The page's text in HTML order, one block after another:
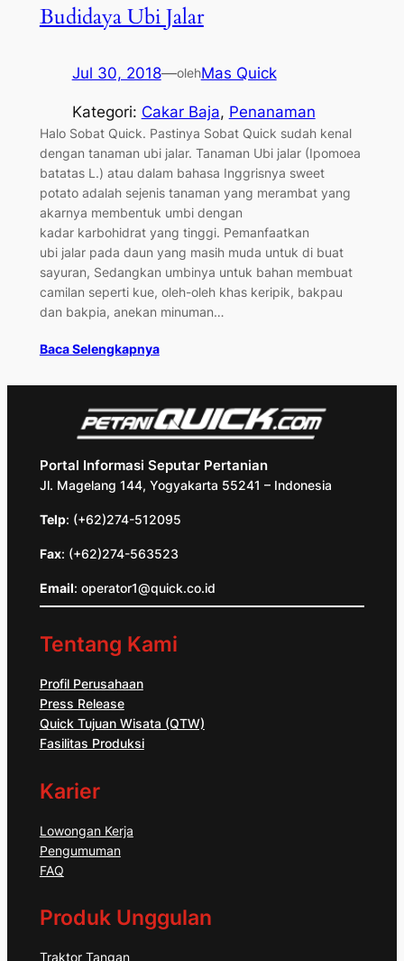
Budidaya Ubi Jalar
Jul 30, 2018—olehMas Quick
Kategori: Cakar Baja, Penanaman
Halo Sobat Quick. Pastinya Sobat Quick sudah kenal
dengan tanaman ubi jalar. Tanaman Ubi jalar (Ipomoea
batatas L.) atau dalam bahasa Inggrisnya sweet
potato adalah sejenis tanaman yang merambat yang
akarnya membentuk umbi dengan
kadar karbohidrat yang tinggi. Pemanfaatkan
ubi jalar pada daun yang masih muda untuk di buat
sayuran, Sedangkan umbinya untuk bahan membuat
camilan seperti kue, oleh-oleh khas keripik, bakpau
dan bakpia, anekan minuman…
Baca Selengkapnya
Portal Informasi Seputar Pertanian
Jl. Magelang 144, Yogyakarta 55241 – Indonesia
Telp: (+62)274-512095
Fax: (+62)274-563523
Email: operator1@quick.co.id
Tentang Kami
Profil Perusahaan
Press Release
Quick Tujuan Wisata (QTW)
Fasilitas Produksi
Karier
Lowongan Kerja
Pengumuman
FAQ
Produk Unggulan
Traktor Tangan